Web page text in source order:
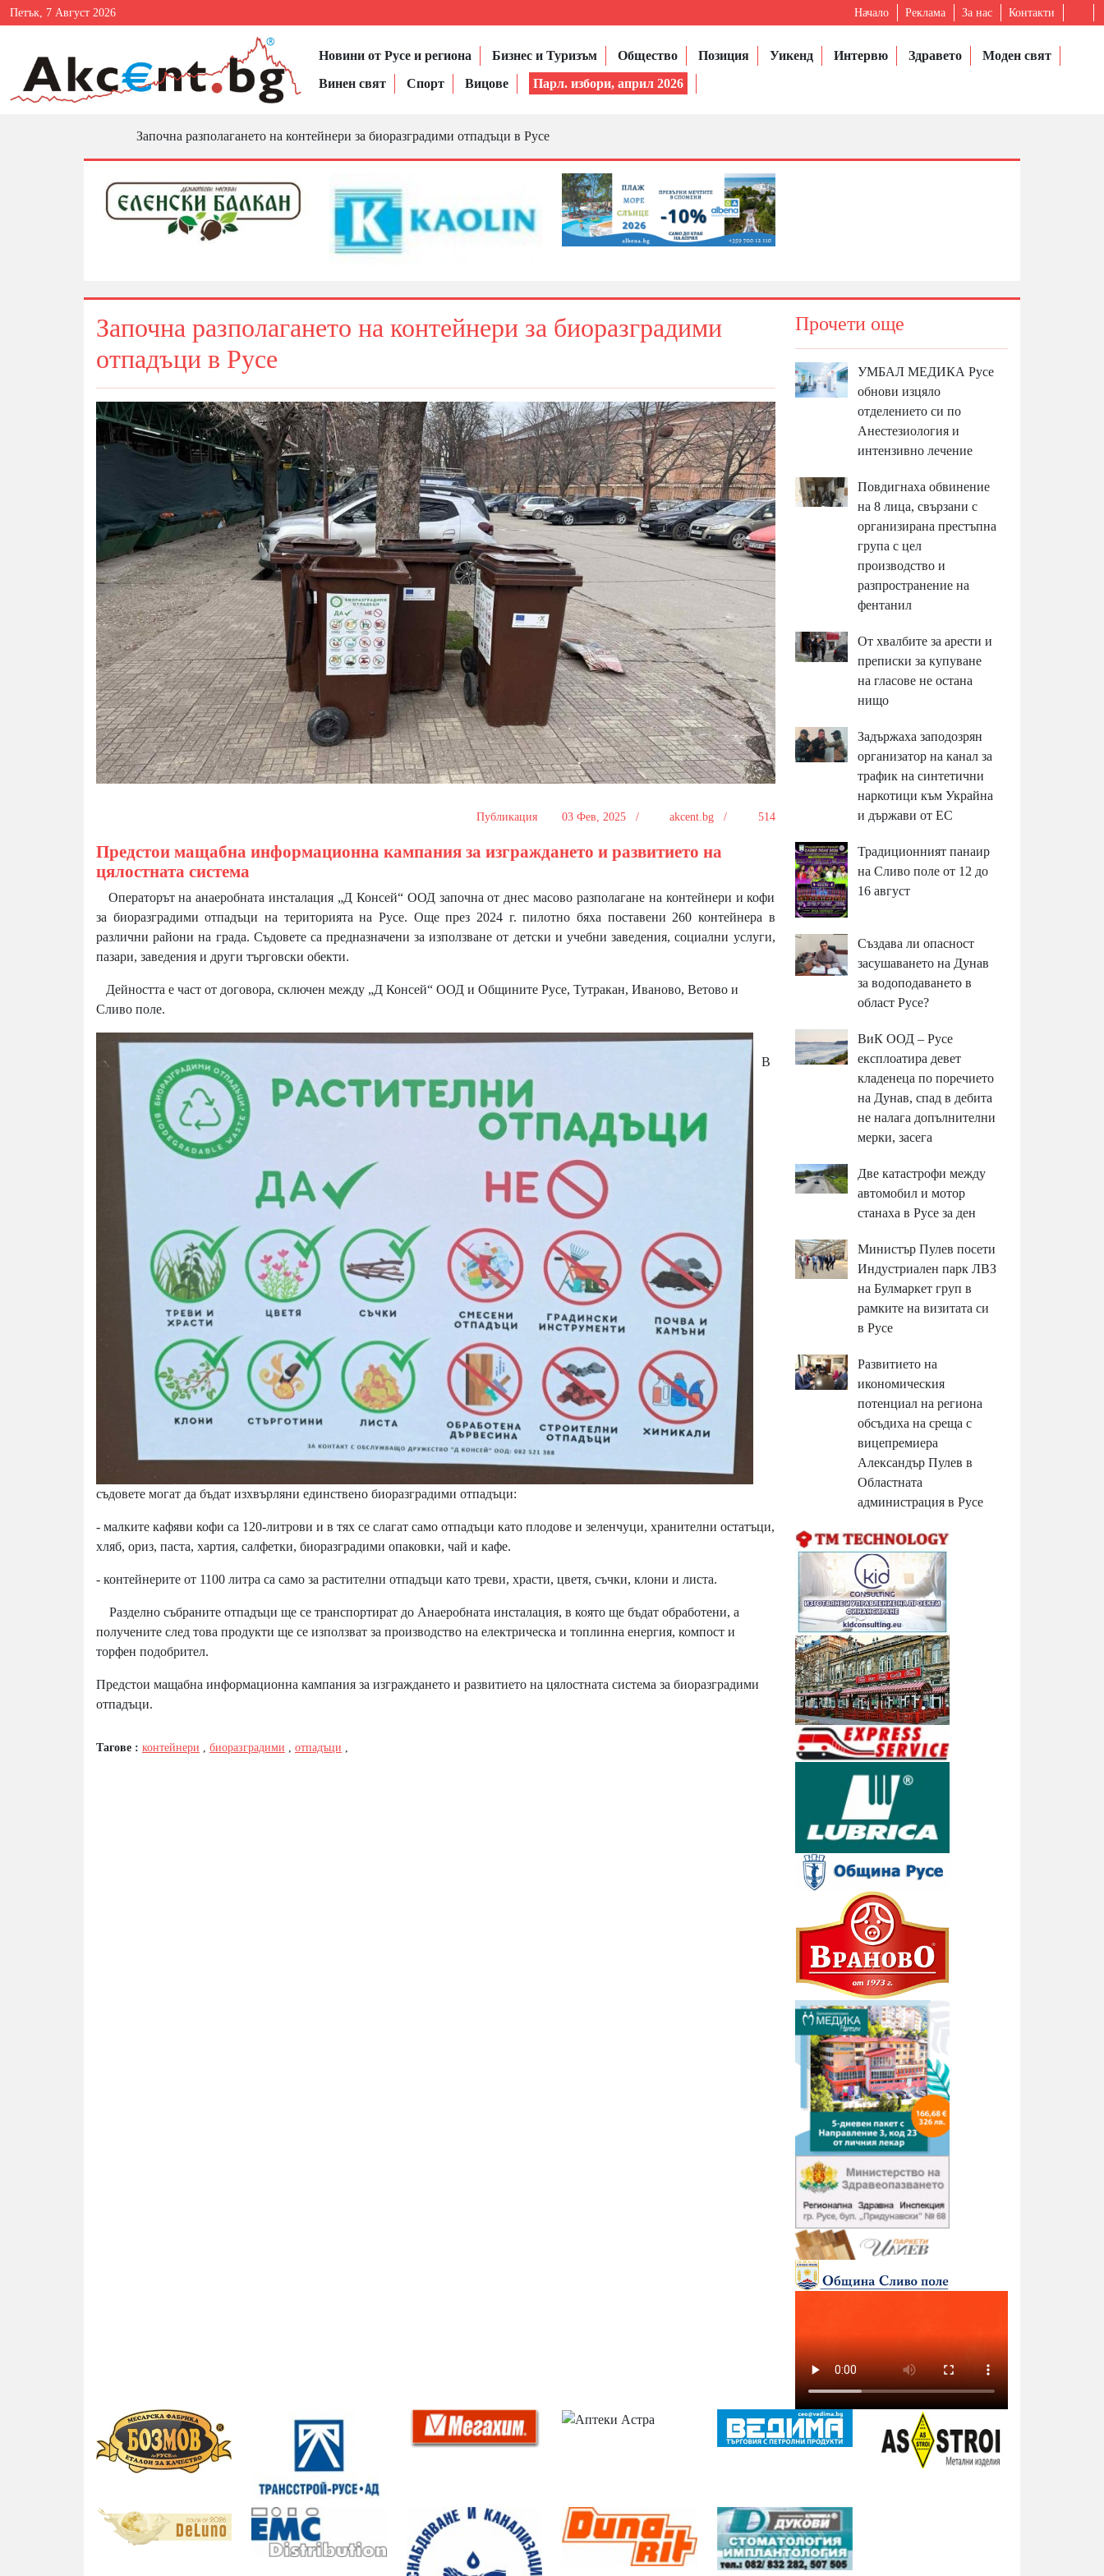
Петък, 7 Август 2026 Начало Реклама За нас Контакти
Новини от Русе и региона Бизнес и Туризъм Общество Позиция Уикенд Интервю Здравето
Моден свят
Винен свят
Спорт Вицове Парл. избори, април 2026
Започна разполагането на контейнери за биоразградими отпадъци в Русе
Започна разполагането на контейнери за биоразградими
отпадъци в Русе
Публикация 03 Фев, 2025 / akcent.bg / 514
Предстои мащабна информационна кампания за изграждането и развитието на
цялостната система
Операторът на анаеробната инсталация „Д Консей“ ООД започна от днес масово разполагане на контейнери и кофи
за биоразградими отпадъци на територията на Русе. Още през 2024 г. пилотно бяха поставени 260 контейнера в
различни райони на града. Съдовете са предназначени за използване от детски и учебни заведения, социални услуги,
пазари, заведения и други търговски обекти.
Дейността е част от договора, сключен между „Д Консей“ ООД и Общините Русе, Тутракан, Иваново, Ветово и
Сливо поле.
В
съдовете могат да бъдат изхвърляни единствено биоразградими отпадъци:
- малките кафяви кофи са 120-литрови и в тях се слагат само отпадъци като плодове и зеленчуци, хранителни остатъци,
хляб, ориз, паста, хартия, салфетки, биоразградими опаковки, чай и кафе.
- контейнерите от 1100 литра са само за растителни отпадъци като треви, храсти, цветя, съчки, клони и листа.
Разделно събраните отпадъци ще се транспортират до Анаеробната инсталация, в която ще бъдат обработени, а
получените след това продукти ще се използват за производство на електрическа и топлинна енергия, компост и
торфен подобрител.
Предстои мащабна информационна кампания за изграждането и развитието на цялостната система за биоразградими
отпадъци.
Тагове : контейнери , биоразградими , отпадъци ,
Прочети още
УМБАЛ МЕДИКА Русе
обнови изцяло
отделението си по
Анестезиология и
интензивно лечение
Повдигнаха обвинение
на 8 лица, свързани с
организирана престъпна
група с цел
производство и
разпространение на
фентанил
От хвалбите за арести и
преписки за купуване
на гласове не остана
нищо
Задържаха заподозрян
организатор на канал за
трафик на синтетични
наркотици към Украйна
и държави от ЕС
Традиционният панаир
на Сливо поле от 12 до
16 август
Създава ли опасност
засушаването на Дунав
за водоподаването в
област Русе?
ВиК ООД – Русе
експлоатира девет
кладенеца по поречието
на Дунав, спад в дебита
не налага допълнителни
мерки, засега
Две катастрофи между
автомобил и мотор
станаха в Русе за ден
Министър Пулев посети
Индустриален парк ЛВЗ
на Булмаркет груп в
рамките на визитата си
в Русе
Развитието на
икономическия
потенциал на региона
обсъдиха на среща с
вицепремиера
Александър Пулев в
Областната
администрация в Русе